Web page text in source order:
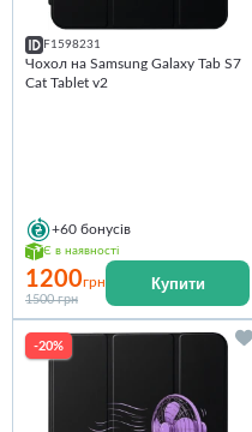
F1598231
Чохол на Samsung Galaxy Tab S7
Cat Tablet v2
+60 бонусів
Є в наявності
1200грн
1500 грн
Купити
-20%